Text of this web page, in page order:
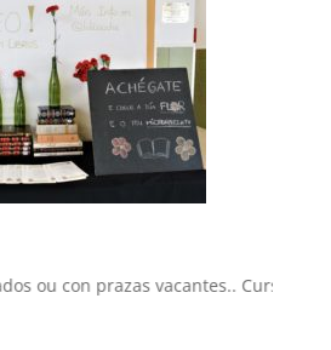
ou con prazas vacantes.. Curso 2026-